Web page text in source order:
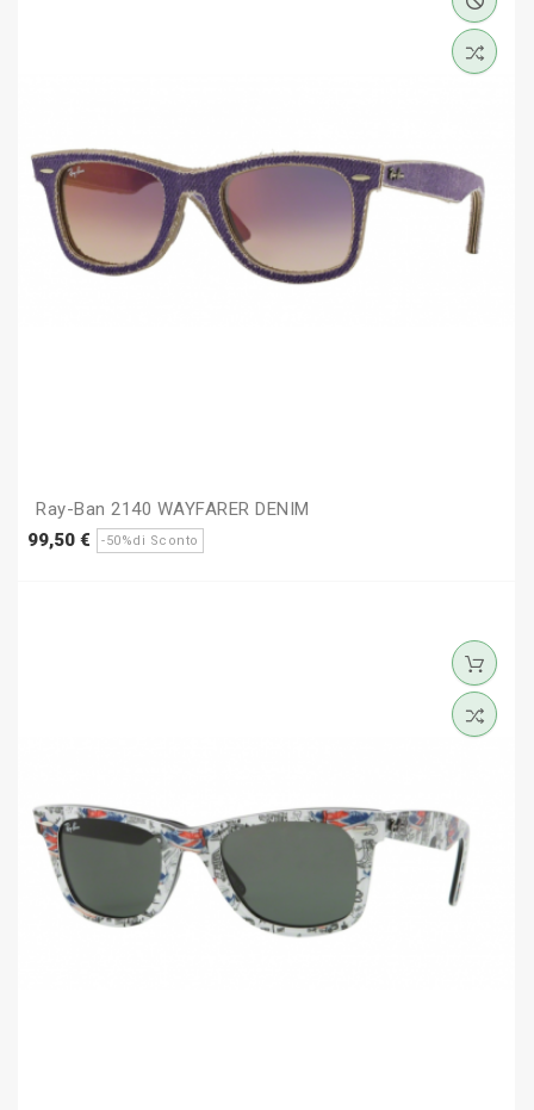
Ray-Ban 2140 WAYFARER DENIM
99,50 €
Prezzo
base
-50%di Sconto